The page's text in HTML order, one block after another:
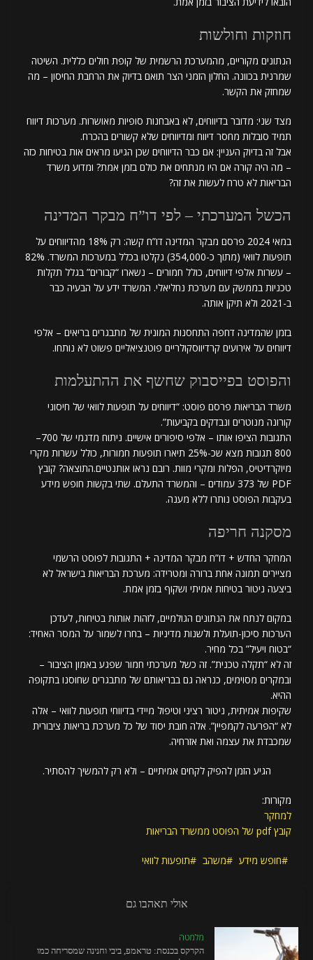
חוזקות וחולשות
הנתונים מקוריים, מהמערכת הרשמית של קופת חולים כללית. השיטה
שמרנית בכוונה. החלון הזמני הצר תואם בדיוק את הרחבת החיסון – מה
שמחזק את הקשר.
מצד שני: מדובר בדיווחים, לא באבחנות סופיות מאושרות. מערכות דיווח
תמיד סובלות מחסר דיווח ומדיווחים שלא קשורים בהכרח.
אבל זה בדיוק העניין: אם כבר הדיווחים שכן הגיעו מראים אות בטיחות כזה
– מה היה קורה אם היו מנתחים את כולם בזמן אמת? ומדוע משרד
הבריאות לא טרח לעשות את זה?
הכשל המערכתי – לפי דו”ח מבקר המדינה
במאי 2024 פרסם מבקר המדינה דו”ח קשה: רק 18% מהדיווחים על
תופעות לוואי (מתוך כ-354,000) נקלטו בכלל במערכות המשרד. 82%
– עשרות אלפי דיווחים, כולל חמורים – נשארו “קבורים” בגלל תקלות
טכניות בממשק עם מערכת נחליאלי. המשרד ידע על הבעיה כבר
ב-2021 ולא תיקן אותה.
בזמן שהמדינה דחפה התחסנות המונית של מתבגרים בריאים – אלפי
דיווחים על אירועים קרדיווסקולריים פוטנציאליים פשוט לא נותחו.
והפוסט בפייסבוק שחשף את ההתעלמות
משרד הבריאות פרסם פוסט: “דיווחים על תופעות לוואי של חיסוני
קורונה מנוטרים ונבדקים בקביעות”.
התגובות הציפו אותו – אלפי סיפורים אישיים. ניתוח מדגמי של 700–
800 תגובות מצא שכ-25% תיארו תופעות חמורות, כולל עשרות מקרי
מיוקרדיטיס, הפלות ומקרי מוות. רובם נראו אותנטיים.התוצאה? קובץ
PDF של 373 עמודים – והמשרד התעלם. שתי בקשות חופש מידע
בעקבות הפוסט נותרו ללא מענה.
מסקנה חריפה
המחקר החדש + דו”ח מבקר המדינה + התגובות לפוסט הרשמי
מציירים תמונה אחת ברורה ומטרידה: מערכת הבריאות בישראל לא
ביצעה ניטור בטיחות אמיתי ושקוף בזמן אמת.
במקום לנתח את הנתונים הגולמיים, לזהות אותות בטיחות, לעדכן
הערכות סיכון-תועלת ולשנות מדיניות – בחרו לשמור על המסר האחיד:
“בטוח ויעיל” בכל מחיר.
זה לא “תקלה טכנית”. זה כשל מערכתי חמור שפגע באמון הציבור –
ובמקרים מסוימים, כנראה גם בבריאותם של מתבגרים שחוסנו בתקופה
ההיא.
שקיפות אמיתית, ניטור רציני וטיפול מיידי בדיווחי תופעות לוואי – אלה
לא “הפרעה לקמפיין”. אלה חובת יסוד של כל מערכת בריאות ציבורית
שמכבדת את עצמה ואת אזרחיה.
הגיע הזמן להפיק לקחים אמיתיים – ולא רק להמשיך להסתיר.
מקורות:
למחקר
קובץ pdf של הפוסט ממשרד הבריאות
חופש מידע משהב תופעות לוואי
אולי תאהבו גם
מלמטה
הקרקס בכנסת: טראמפ, ביבי וחנינה שמסריחה כמו